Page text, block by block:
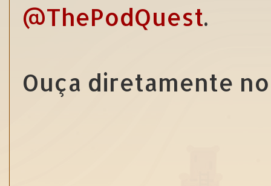
@ThePodQuest.
Ouça diretamente